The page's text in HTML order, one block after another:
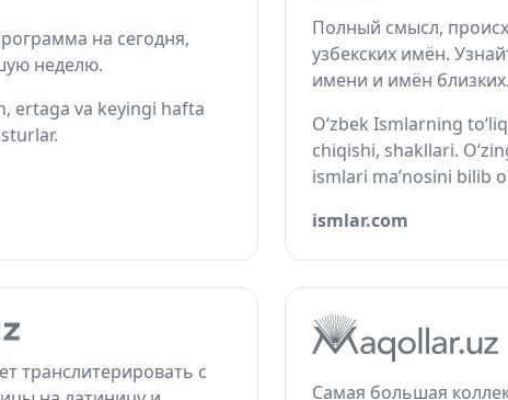
на сегодня,
неделю.
ertaga va keyingi hafta
Полный смысл,
узбекских имён.
имени и имён близких.
O‘zbek Ismlarning
chiqishi, shakllari.
ismlari ma’nosini bilib
ismlar.com
транслитерировать с
Самая большая